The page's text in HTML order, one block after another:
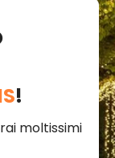
!
moltissimi